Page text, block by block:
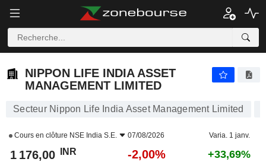
NIPPON LIFE INDIA ASSET
MANAGEMENT LIMITED
Secteur Nippon Life India Asset Management Limited
Cours en clôture NSE India S.E. 07/08/2026 Varia. 1 janv.
1 176,00 INR -2,00% +33,69%